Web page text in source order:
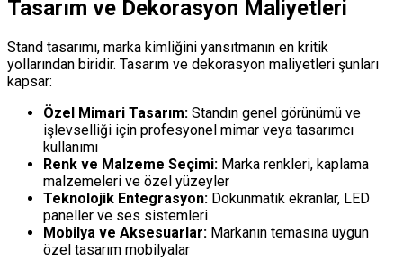
Tasarım ve Dekorasyon Maliyetleri
Stand tasarımı, marka kimliğini yansıtmanın en kritik
yollarından biridir. Tasarım ve dekorasyon maliyetleri şunları
kapsar:
Özel Mimari Tasarım: Standın genel görünümü ve
işlevselliği için profesyonel mimar veya tasarımcı
kullanımı
Renk ve Malzeme Seçimi: Marka renkleri, kaplama
malzemeleri ve özel yüzeyler
Teknolojik Entegrasyon: Dokunmatik ekranlar, LED
paneller ve ses sistemleri
Mobilya ve Aksesuarlar: Markanın temasına uygun
özel tasarım mobilyalar